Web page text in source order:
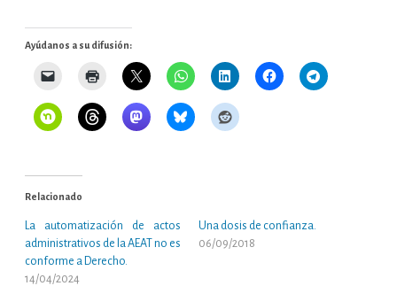
Ayúdanos a su difusión:
Relacionado
La automatización de actos
administrativos de la AEAT no es
conforme a Derecho.
14/04/2024
Una dosis de confianza.
06/09/2018